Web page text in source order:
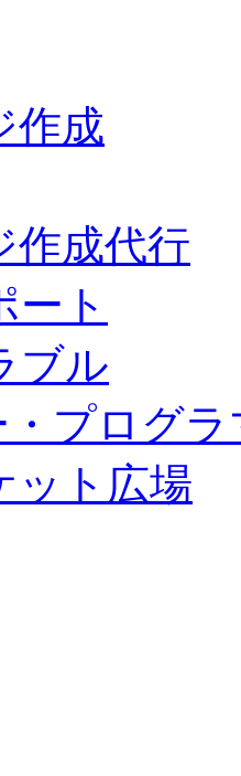
作成
作成代行
ート
ブル
プログラ
ット広場